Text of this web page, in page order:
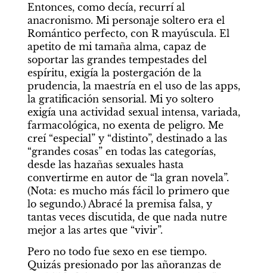
Entonces, como decía, recurrí al
anacronismo. Mi personaje soltero era el
Romántico perfecto, con R mayúscula. El
apetito de mi tamaña alma, capaz de
soportar las grandes tempestades del
espíritu, exigía la postergación de la
prudencia, la maestría en el uso de las apps,
la gratificación sensorial. Mi yo soltero
exigía una actividad sexual intensa, variada,
farmacológica, no exenta de peligro. Me
creí “especial” y “distinto”, destinado a las
“grandes cosas” en todas las categorías,
desde las hazañas sexuales hasta
convertirme en autor de “la gran novela”.
(Nota: es mucho más fácil lo primero que
lo segundo.) Abracé la premisa falsa, y
tantas veces discutida, de que nada nutre
mejor a las artes que “vivir”.
Pero no todo fue sexo en ese tiempo.
Quizás presionado por las añoranzas de